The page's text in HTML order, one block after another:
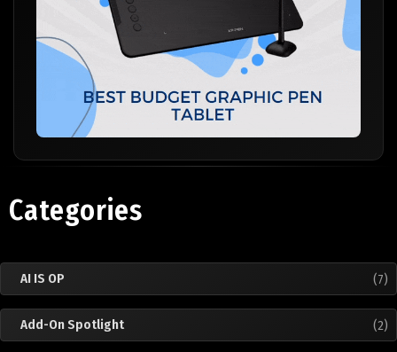
Categories
AI IS OP (7)
Add-On Spotlight (2)